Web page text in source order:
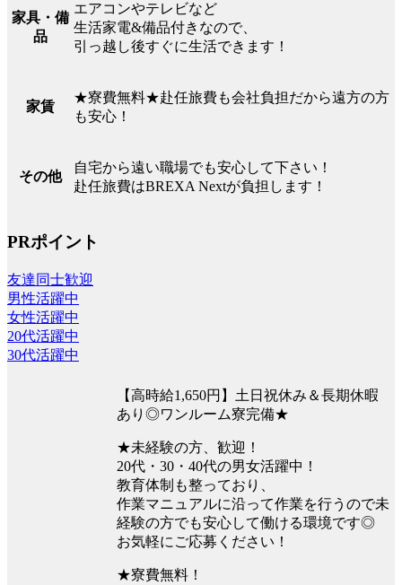
家具・備
品
エアコンやテレビなど
生活家電&備品付きなので、
引っ越し後すぐに生活できます！
家賃
★寮費無料★赴任旅費も会社負担だから遠方の方
も安心！
その他
自宅から遠い職場でも安心して下さい！
赴任旅費はBREXA Nextが負担します！
PRポイント
友達同士歓迎
男性活躍中
女性活躍中
20代活躍中
30代活躍中
【高時給1,650円】土日祝休み＆長期休暇
あり◎ワンルーム寮完備★
★未経験の方、歓迎！
20代・30・40代の男女活躍中！
教育体制も整っており、
作業マニュアルに沿って作業を行うので未
経験の方でも安心して働ける環境です◎
お気軽にご応募ください！
★寮費無料！